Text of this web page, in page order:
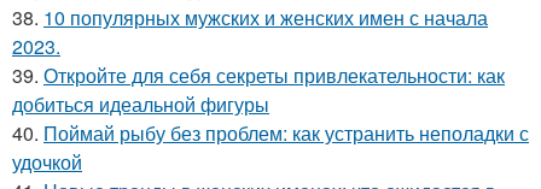
38. 10 популярных мужских и женских имен с начала
2023.
39. Откройте для себя секреты привлекательности: как
добиться идеальной фигуры
40. Поймай рыбу без проблем: как устранить неполадки с
удочкой